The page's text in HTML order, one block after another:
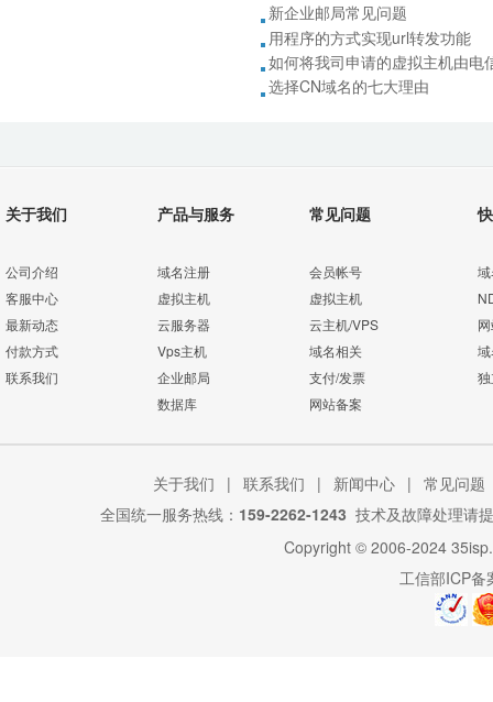
新企业邮局常见问题
用程序的方式实现url转发功能
如何将我司申请的虚拟主机由电
选择CN域名的七大理由
关于我们
公司介绍
客服中心
最新动态
付款方式
联系我们
产品与服务
域名注册
虚拟主机
云服务器
Vps主机
企业邮局
数据库
常见问题
会员帐号
虚拟主机
云主机/VPS
域名相关
支付/发票
网站备案
关于我们 | 联系我们 | 新闻中心 | 常见问题
全国统一服务热线： 159-2262-1243 技术及故障处理请
Copyright © 2006-2024
工信部ICP备